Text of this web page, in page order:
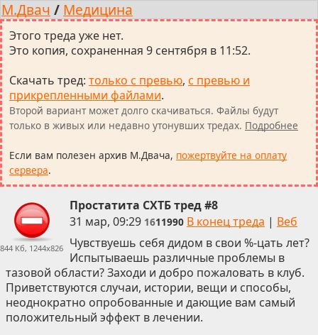
М.Двач / Медицина
Этого треда уже нет.
Это копия, сохраненная 9 сентября в 11:52.
Скачать тред: только с превью, с превью и
прикрепленными файлами.
Второй вариант может долго скачиваться. Файлы будут
только в живых или недавно утонувших тредах. Подробнее
Если вам полезен архив М.Двача, пожертвуйте на оплату
сервера.
844 Кб, 1244x826
Простатита СХТБ тред #8
31 мар, 09:29 1611990 В конец треда | Веб
Чувствуешь себя дидом в свои %-цать лет?
Испытываешь различные проблемы в
тазовой области? Заходи и добро пожаловать в клуб.
Приветствуются случаи, истории, вещи и способы,
неоднократно опробованные и дающие вам самый
положительный эффект в лечении.